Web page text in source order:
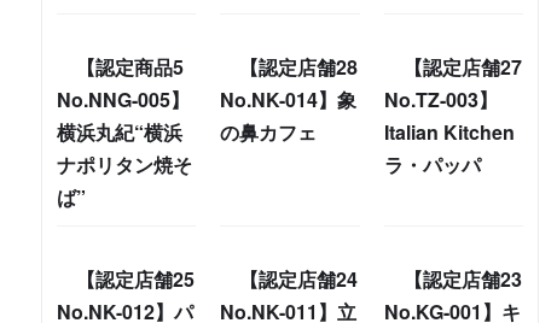
【認定商品5
No.NNG-005】
横浜丸紀“横浜
ナポリタン焼そ
ば”
【認定店舗28
No.NK-014】象
の鼻カフェ
【認定店舗27
No.TZ-003】
Italian Kitchen
ラ・パッパ
【認定店舗25
No.NK-012】パ
【認定店舗24
No.NK-011】立
【認定店舗23
No.KG-001】キ